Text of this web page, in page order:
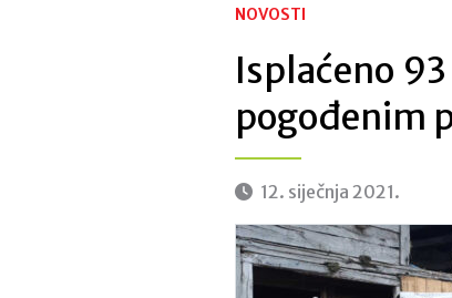
NOVOSTI
Isplaćeno
pogođenim
12. siječnja 2021.